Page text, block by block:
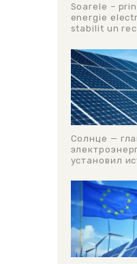
Soarele –
energie
stabilit un
Солнце —
установил